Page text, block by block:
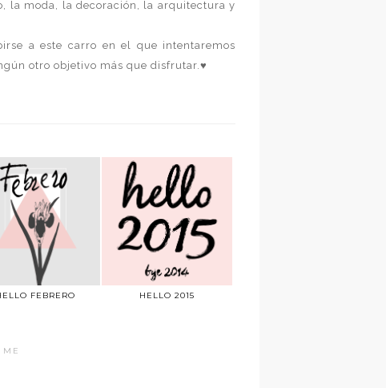
la moda, la decoración, la arquitectura y
a este carro en el que intentaremos
otro objetivo más que disfrutar.♥
FEBRERO HELLO 2015
ME